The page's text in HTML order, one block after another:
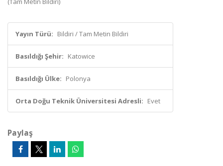
Yayın Türü: Bildiri / Tam Metin Bildiri
Basıldığı Şehir: Katowice
Basıldığı Ülke: Polonya
Orta Doğu Teknik Üniversitesi Adresli: Evet
Paylaş